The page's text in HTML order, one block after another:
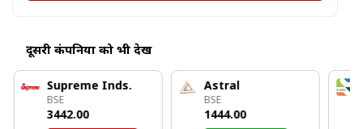
दूसरी कंपनियों को भी देखें
Supreme Inds.
BSE
₹3442.00
Astral
BSE
₹1444.00